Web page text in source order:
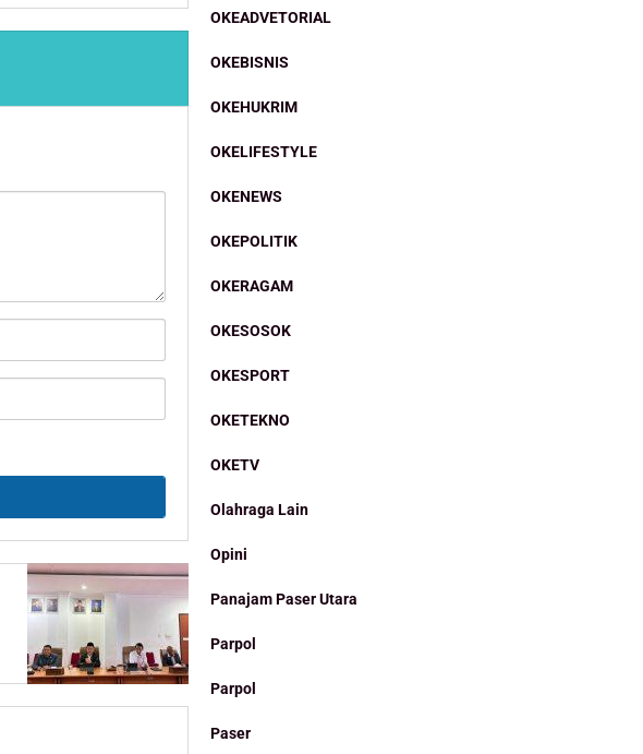
OKEADVETORIAL
OKEBISNIS
OKEHUKRIM
OKELIFESTYLE
OKENEWS
OKEPOLITIK
OKERAGAM
OKESOSOK
OKESPORT
OKETEKNO
OKETV
Olahraga Lain
Opini
Panajam Paser Utara
Parpol
Parpol
Paser